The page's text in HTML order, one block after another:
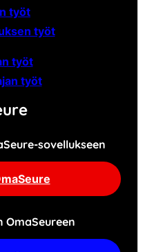
työt
työt
työt
työt
sovellukseen
OmaSeureen